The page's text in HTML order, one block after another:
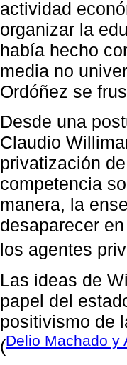
actividad
organizar la
había hecho
media no
Ordóñez se
Desde una
Claudio
privatización
competencia
manera, la
desaparecer
los agentes
Las ideas de
papel del
positivismo de
(Delio Machado y